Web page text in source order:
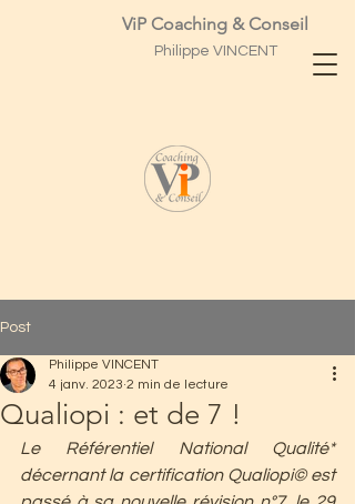
ViP Coaching & Conseil
Philippe VINCENT
Post
Qualiopi : et de 7 !
Philippe VINCENT
4 janv. 2023 2 min de lecture
Le Référentiel National Qualité*
décernant la certification Qualiopi© est